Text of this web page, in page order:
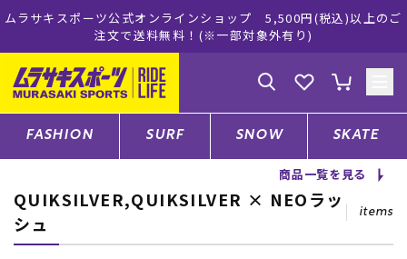
ツ公式オンラインショップ 5,500円(税込)以上のご
注文で送料無料！(※一部対象外有り)
ムラサキスポ
ゲスト様
ログイン 会員登録
店舗一覧
FASHION SURF SNOW SKATE
商品一覧を見る
QUIKSILVER,QUIKSILVER × NEOラッ
シュ
items